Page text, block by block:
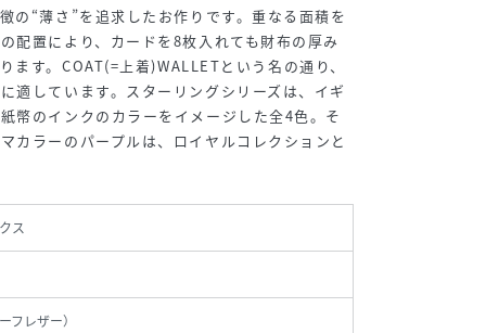
の“薄さ”を追求したお作りです。重なる面積を
配置により、カードを8枚入れても財布の厚み
ます。COAT(=上着)WALLETという名の通り、
適しています。スターリングシリーズは、イギ
幣のインクのカラーをイメージした全4色。そ
カラーのパープルは、ロイヤルコレクションと
ス
フレザー）